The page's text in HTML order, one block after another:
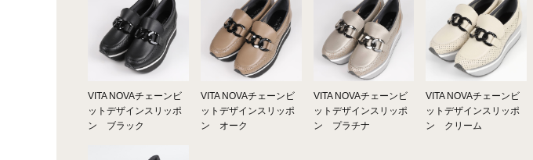
VITA NOVAチェーンビ
ットデザインスリッポ
ン ブラック
VITA NOVAチェーンビ
ットデザインスリッポ
ン オーク
VITA NOVAチェーンビ
ットデザインスリッポ
ン プラチナ
VITA NOVAチェーンビ
ットデザインスリッポ
ン クリーム